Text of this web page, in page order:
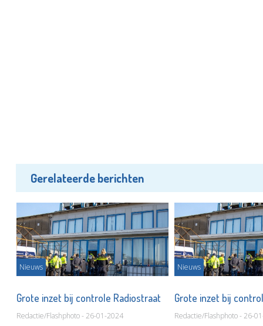
Gerelateerde berichten
Nieuws
Grote inzet bij controle Radiostraat
Redactie/Flashphoto - 26-01-2024
Nieuws
Grote inzet bij
Redactie/Flashphoto - 26-